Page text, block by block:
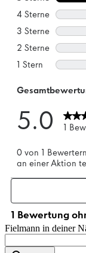
Fielmann in deiner